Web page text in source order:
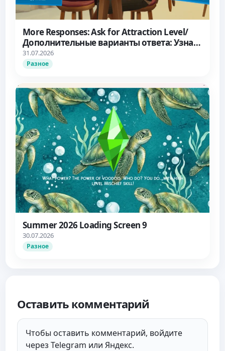
More Responses: Ask for Attraction Level/
Дополнительные варианты ответа: Узнать
об уровне влечения
31.07.2026
Разное
Summer 2026 Loading Screen 9
30.07.2026
Разное
Оставить комментарий
Чтобы оставить комментарий, войдите
через Telegram или Яндекс.